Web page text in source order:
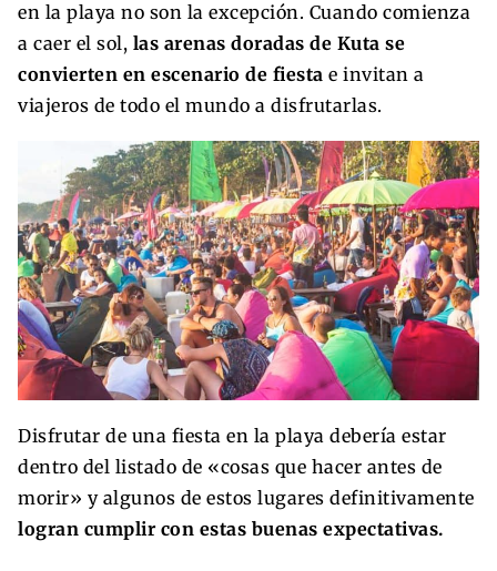
en la playa no son la excepción. Cuando comienza
a caer el sol, las arenas doradas de Kuta se
convierten en escenario de fiesta e invitan a
viajeros de todo el mundo a disfrutarlas.
Disfrutar de una fiesta en la playa debería estar
dentro del listado de «cosas que hacer antes de
morir» y algunos de estos lugares definitivamente
logran cumplir con estas buenas expectativas.